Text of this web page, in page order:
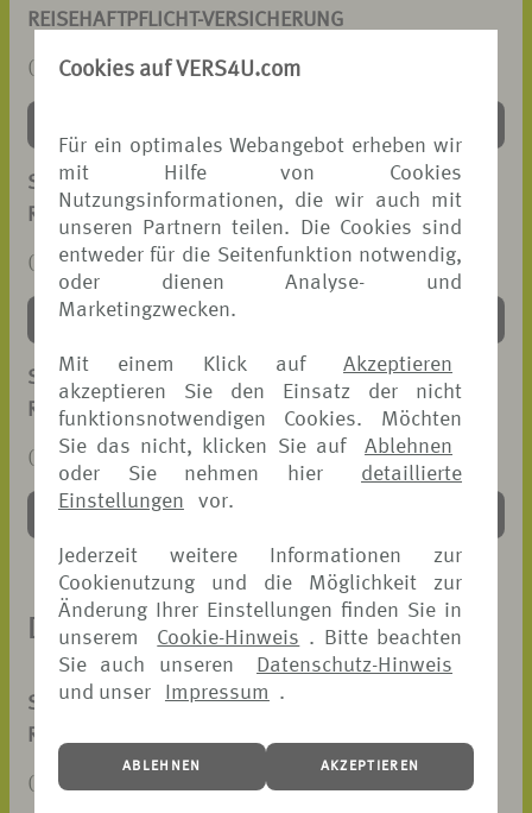
Cookies auf VERS4U.com
Für ein optimales Webangebot erheben wir
mit Hilfe von Cookies
Nutzungsinformationen, die wir auch mit
unseren Partnern teilen. Die Cookies sind
entweder für die Seitenfunktion notwendig,
oder dienen Analyse- und
Marketingzwecken.
Mit einem Klick auf
Akzeptieren
akzeptieren Sie den Einsatz der nicht
funktionsnotwendigen Cookies. Möchten
Sie das nicht, klicken Sie auf
Ablehnen
oder Sie nehmen hier
detaillierte
Einstellungen
vor.
Jederzeit weitere Informationen zur
Cookienutzung und die Möglichkeit zur
Änderung Ihrer Einstellungen finden Sie in
unserem
Cookie-Hinweis . Bitte beachten
Sie auch unseren
Datenschutz-Hinweis
und unser
Impressum .
ABLEHNEN AKZEPTIEREN
REISEHAFTPFLICHT-VERSICHERUNG
(PDF, 43 KB)
SCHADENANZEIGE
REISEGEPÄCK-VERSICHERUNG
(PDF, 101 KB)
DOWNLOAD >
SCHADENANZEIGE
REISEKRANKEN-VERSICHERUNG
(PDF, 91 KB)
DOKUMENTE ZUM DOWNLOAD
SCHADENANZEIGE
REISERÜCKTRITTS-VERSICHERUNG
(PDF, 73 KB)